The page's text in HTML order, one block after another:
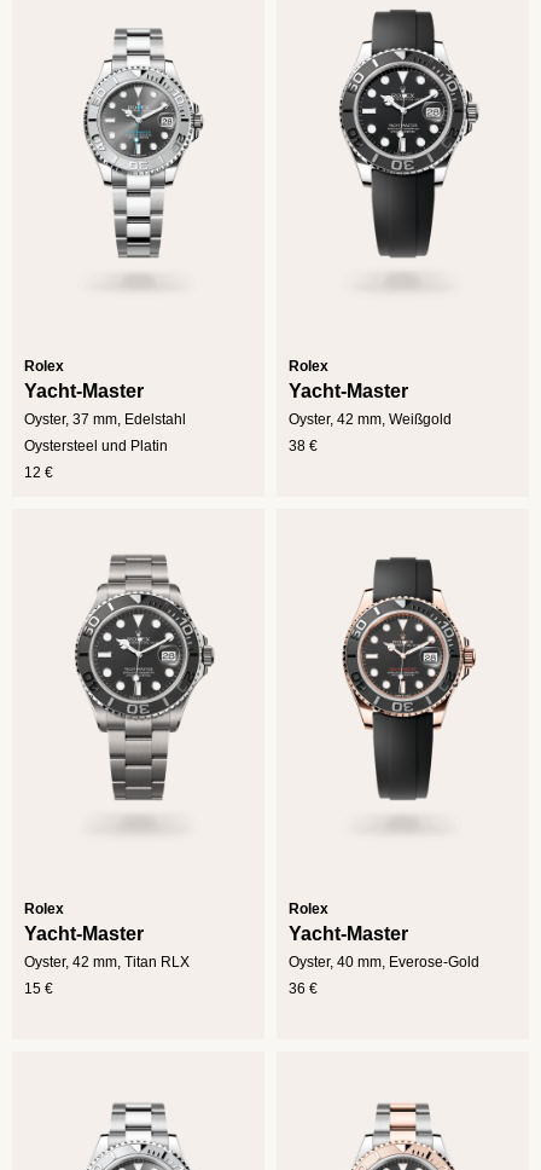
Rolex
Yacht-Master
Oyster, 37 mm, Edelstahl
Oystersteel und Platin
12 €
Rolex
Yacht-Master
Oyster, 42 mm, Weißgold
38 €
Rolex
Yacht-Master
Oyster, 42 mm, Titan RLX
15 €
Rolex
Yacht-Master
Oyster, 40 mm, Everose-Gold
36 €